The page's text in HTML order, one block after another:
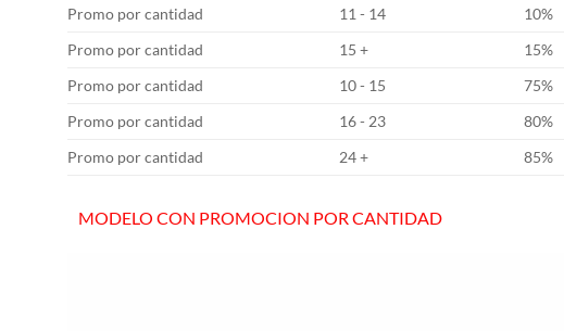
Promo por cantidad
11 - 14
10%
Promo por cantidad
15 +
15%
Promo por cantidad
10 - 15
75%
Promo por cantidad
16 - 23
80%
Promo por cantidad
24 + 85%
MODELO CON PROMOCION POR CANTIDAD